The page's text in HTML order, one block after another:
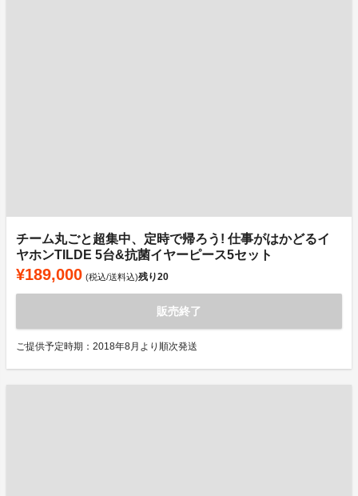
チーム丸ごと超集中、定時で帰ろう! 仕事がはかどるイ
ヤホンTILDE 5台&抗菌イヤーピース5セット
¥189,000 (税込/送料込)残り20
販売終了
ご提供予定時期：2018年8月より順次発送